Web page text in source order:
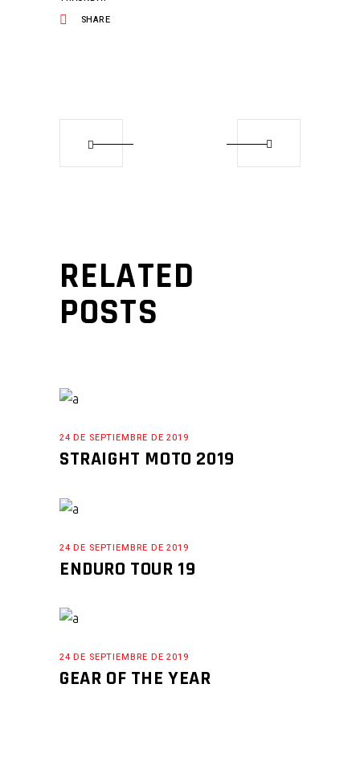
SHARE
RELATED
POSTS
24 DE SEPTIEMBRE DE 2019
STRAIGHT MOTO 2019
24 DE SEPTIEMBRE DE 2019
ENDURO TOUR 19
24 DE SEPTIEMBRE DE 2019
GEAR OF THE YEAR